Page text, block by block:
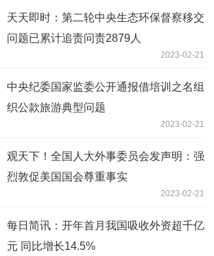
天天即时：第二轮中央生态环保督察移交
问题已累计追责问责2879人
2023-02-21
中央纪委国家监委公开通报借培训之名组
织公款旅游典型问题
2023-02-21
观天下！全国人大外事委员会发声明：强
烈敦促美国国会尊重事实
2023-02-21
每日简讯：开年首月我国吸收外资超千亿
元 同比增长14.5%